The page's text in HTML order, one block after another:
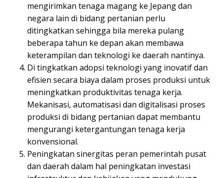
mengirimkan tenaga magang ke Jepang dan
negara lain di bidang pertanian perlu
ditingkatkan sehingga bila mereka pulang
beberapa tahun ke depan akan membawa
keterampilan dan teknologi ke daerah nantinya.
Di tingkatkan adopsi teknologi yang inovatif dan
efisien secara biaya dalam proses produksi untuk
meningkatkan produktivitas tenaga kerja.
Mekanisasi, automatisasi dan digitalisasi proses
produksi di bidang pertanian dapat membantu
mengurangi ketergantungan tenaga kerja
konvensional.
Peningkatan sinergitas peran pemerintah pusat
dan daerah dalam hal peningkatan investasi